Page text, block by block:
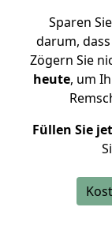
Sparen
darum,
Zögern Sie
heute, um
Füllen Sie